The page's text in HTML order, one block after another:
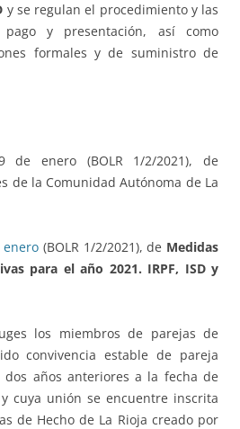
y se regulan el procedimiento y las
y presentación, así como
formales y de suministro de
de enero (BOLR 1/2/2021), de
de la Comunidad Autónoma de La
enero (BOLR 1/2/2021), de Medidas
para el año 2021. IRPF, ISD y
los miembros de parejas de
convivencia estable de pareja
años anteriores a la fecha de
cuya unión se encuentre inscrita
de Hecho de La Rioja creado por